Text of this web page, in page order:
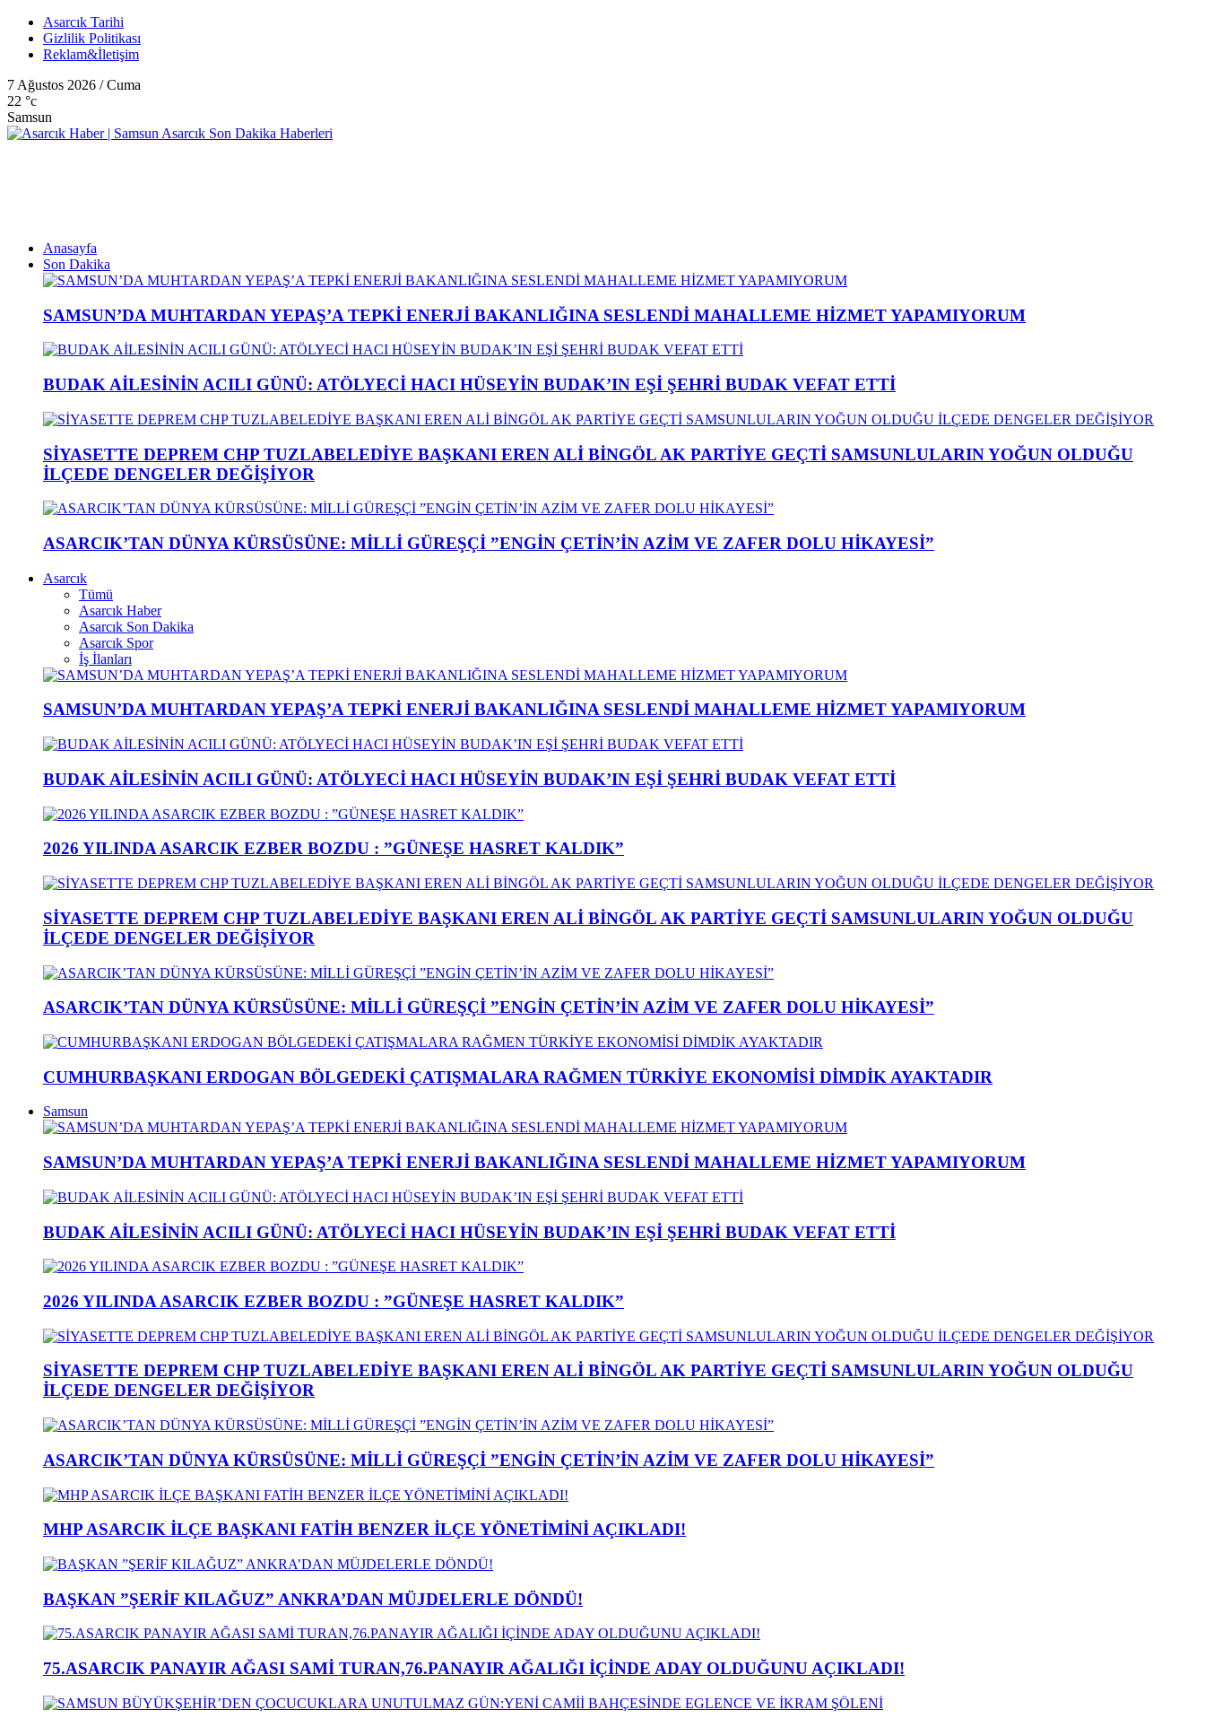
Asarcık Tarihi
Gizlilik Politikası
Reklam&İletişim
7 Ağustos 2026 / Cuma
22 °c
Samsun
Anasayfa
Son Dakika
SAMSUN’DA MUHTARDAN YEPAŞ’A TEPKİ ENERJİ BAKANLIĞINA SESLENDİ MAHALLEME HİZMET YAPAMIYORUM
BUDAK AİLESİNİN ACILI GÜNÜ: ATÖLYECİ HACI HÜSEYİN BUDAK’IN EŞİ ŞEHRİ BUDAK VEFAT ETTİ
SİYASETTE DEPREM CHP TUZLABELEDİYE BAŞKANI EREN ALİ BİNGÖL AK PARTİYE GEÇTİ SAMSUNLULARIN YOĞUN OLDUĞU
İLÇEDE DENGELER DEĞİŞİYOR
ASARCIK’TAN DÜNYA KÜRSÜSÜNE: MİLLİ GÜREŞÇİ ”ENGİN ÇETİN’İN AZİM VE ZAFER DOLU HİKAYESİ”
Asarcık
Tümü
Asarcık Haber
Asarcık Son Dakika
Asarcık Spor
İş İlanları
SAMSUN’DA MUHTARDAN YEPAŞ’A TEPKİ ENERJİ BAKANLIĞINA SESLENDİ MAHALLEME HİZMET YAPAMIYORUM
BUDAK AİLESİNİN ACILI GÜNÜ: ATÖLYECİ HACI HÜSEYİN BUDAK’IN EŞİ ŞEHRİ BUDAK VEFAT ETTİ
2026 YILINDA ASARCIK EZBER BOZDU : ”GÜNEŞE HASRET KALDIK”
SİYASETTE DEPREM CHP TUZLABELEDİYE BAŞKANI EREN ALİ BİNGÖL AK PARTİYE GEÇTİ SAMSUNLULARIN YOĞUN OLDUĞU
İLÇEDE DENGELER DEĞİŞİYOR
ASARCIK’TAN DÜNYA KÜRSÜSÜNE: MİLLİ GÜREŞÇİ ”ENGİN ÇETİN’İN AZİM VE ZAFER DOLU HİKAYESİ”
CUMHURBAŞKANI ERDOGAN BÖLGEDEKİ ÇATIŞMALARA RAĞMEN TÜRKİYE EKONOMİSİ DİMDİK AYAKTADIR
Samsun
SAMSUN’DA MUHTARDAN YEPAŞ’A TEPKİ ENERJİ BAKANLIĞINA SESLENDİ MAHALLEME HİZMET YAPAMIYORUM
BUDAK AİLESİNİN ACILI GÜNÜ: ATÖLYECİ HACI HÜSEYİN BUDAK’IN EŞİ ŞEHRİ BUDAK VEFAT ETTİ
2026 YILINDA ASARCIK EZBER BOZDU : ”GÜNEŞE HASRET KALDIK”
SİYASETTE DEPREM CHP TUZLABELEDİYE BAŞKANI EREN ALİ BİNGÖL AK PARTİYE GEÇTİ SAMSUNLULARIN YOĞUN OLDUĞU
İLÇEDE DENGELER DEĞİŞİYOR
ASARCIK’TAN DÜNYA KÜRSÜSÜNE: MİLLİ GÜREŞÇİ ”ENGİN ÇETİN’İN AZİM VE ZAFER DOLU HİKAYESİ”
MHP ASARCIK İLÇE BAŞKANI FATİH BENZER İLÇE YÖNETİMİNİ AÇIKLADI!
BAŞKAN ”ŞERİF KILAĞUZ” ANKRA’DAN MÜJDELERLE DÖNDÜ!
75.ASARCIK PANAYIR AĞASI SAMİ TURAN,76.PANAYIR AĞALIĞI İÇİNDE ADAY OLDUĞUNU AÇIKLADI!